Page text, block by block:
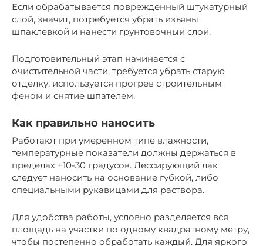
Если обрабатывается поврежденный штукатурный
слой, значит, потребуется убрать изъяны
шпаклевкой и нанести грунтовочный слой.
Подготовительный этап начинается с
очистительной части, требуется убрать старую
отделку, используется прогрев строительным
феном и снятие шпателем.
Как правильно наносить
Работают при умеренном типе влажности,
температурные показатели должны держаться в
пределах +10-30 градусов. Лессирующий лак
следует наносить на основание губкой, либо
специальными рукавицами для раствора.
Для удобства работы, условно разделяется вся
площадь на участки по одному квадратному метру,
чтобы постепенно обработать каждый. Для яркого